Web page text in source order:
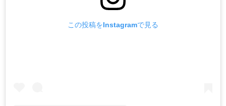
この投稿をInstagramで見る